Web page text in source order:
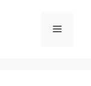
Menu